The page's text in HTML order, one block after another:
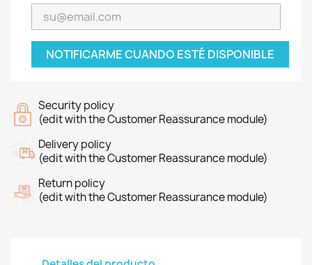
NOTIFICARME CUANDO ESTÉ DISPONIBLE
Security policy
(edit with the Customer Reassurance module)
Delivery policy
(edit with the Customer Reassurance module)
Return policy
(edit with the Customer Reassurance module)